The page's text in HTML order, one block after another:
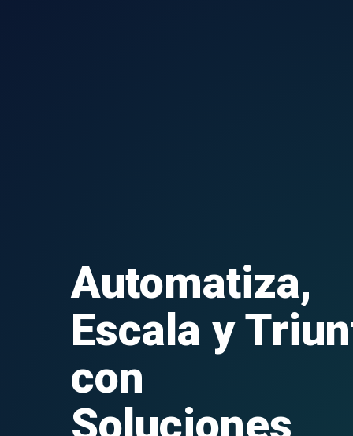
Automatiza,
Escala y
con
Soluciones